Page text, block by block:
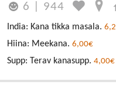
6 944
India: Kana tikka masala.
Hiina: Meekana. 6,00€
Supp: Terav kanasupp. 4,00€